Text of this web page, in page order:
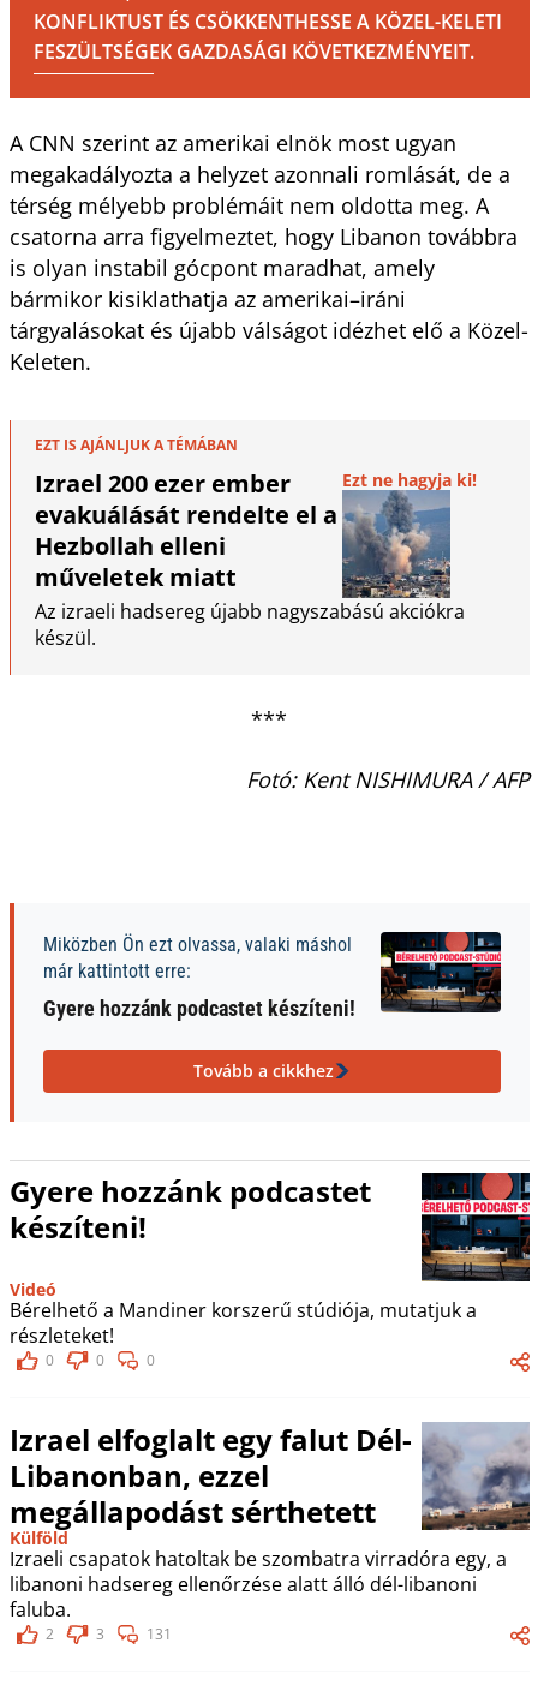
KONFLIKTUST ÉS CSÖKKENTHESSE A KÖZEL-KELETI
FESZÜLTSÉGEK GAZDASÁGI KÖVETKEZMÉNYEIT.
A CNN szerint az amerikai elnök most ugyan
megakadályozta a helyzet azonnali romlását, de a
térség mélyebb problémáit nem oldotta meg. A
csatorna arra figyelmeztet, hogy Libanon továbbra
is olyan instabil gócpont maradhat, amely
bármikor kisiklathatja az amerikai–iráni
tárgyalásokat és újabb válságot idézhet elő a Közel-
Keleten.
EZT IS AJÁNLJUK A TÉMÁBAN
Izrael 200 ezer ember
evakuálását rendelte el a
Hezbollah elleni
műveletek miatt
Ezt ne hagyja ki!
Az izraeli hadsereg újabb nagyszabású akciókra
készül.
***
Fotó: Kent NISHIMURA / AFP
Miközben Ön ezt olvassa, valaki máshol
már kattintott erre:
Gyere hozzánk podcastet készíteni!
Tovább a cikkhez
Gyere hozzánk podcastet
készíteni!
Videó
Bérelhető a Mandiner korszerű stúdiója, mutatjuk a
részleteket!
0 0 0
Izrael elfoglalt egy falut Dél-
Libanonban, ezzel
megállapodást sérthetett
Külföld
Izraeli csapatok hatoltak be szombatra virradóra egy, a
libanoni hadsereg ellenőrzése alatt álló dél-libanoni
faluba.
2 3 131